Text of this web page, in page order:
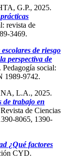
G.P., 2025.
revista de
3469.
de riesgo
perspectiva de
. Pedagogía social:
1989-9742.
L.A., 2025.
de trabajo en
de Ciencias
8065, 1390-
¿Qué factores
CYD.